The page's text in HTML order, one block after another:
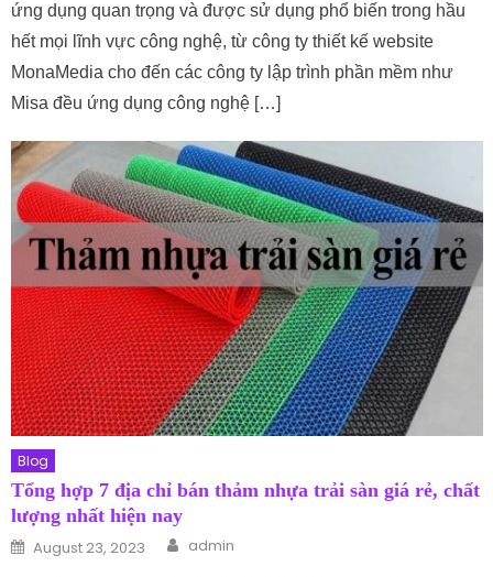
ứng dụng quan trọng và được sử dụng phổ biến trong hầu
hết mọi lĩnh vực công nghệ, từ công ty thiết kế website
MonaMedia cho đến các công ty lập trình phần mềm như
Misa đều ứng dụng công nghệ […]
Blog
Tổng hợp 7 địa chỉ bán thảm nhựa trải sàn giá rẻ, chất
lượng nhất hiện nay
Posted on
August 23, 2023 Author
admin